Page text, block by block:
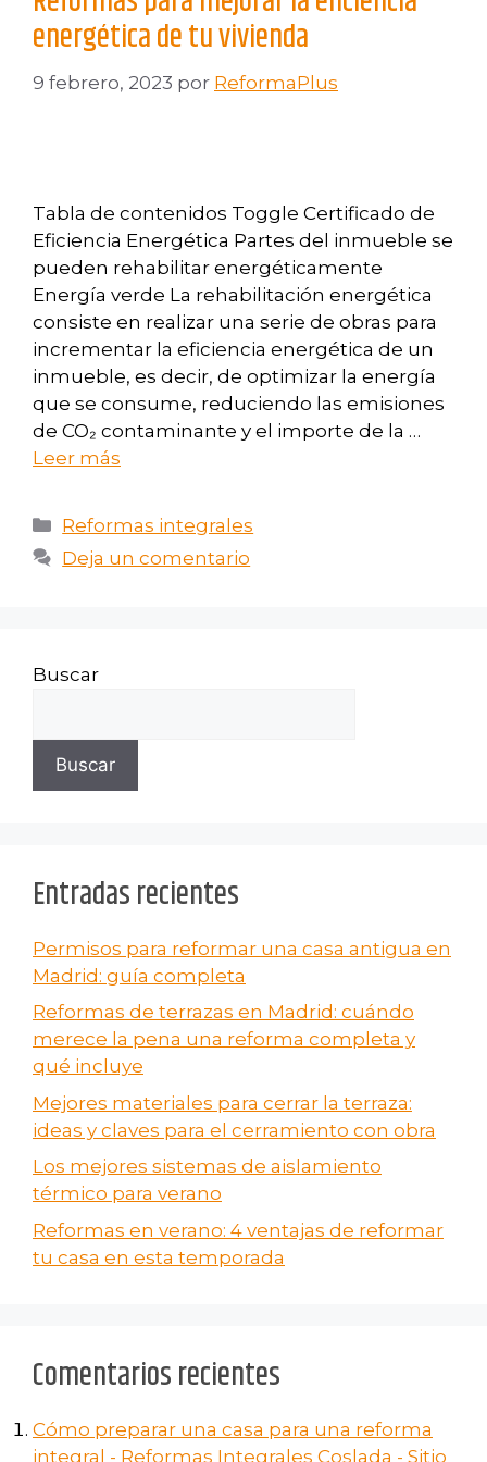
energética de tu vivienda
9 febrero, 2023 por ReformaPlus
Tabla de contenidos Toggle Certificado de
Eficiencia Energética Partes del inmueble se
pueden rehabilitar energéticamente
Energía verde La rehabilitación energética
consiste en realizar una serie de obras para
incrementar la eficiencia energética de un
inmueble, es decir, de optimizar la energía
que se consume, reduciendo las emisiones
de CO₂ contaminante y el importe de la …
Leer más
Reformas integrales
Deja un comentario
Buscar
Buscar
Entradas recientes
Permisos para reformar una casa antigua en
Madrid: guía completa
Reformas de terrazas en Madrid: cuándo
merece la pena una reforma completa y
qué incluye
Mejores materiales para cerrar la terraza:
ideas y claves para el cerramiento con obra
Los mejores sistemas de aislamiento
térmico para verano
Reformas en verano​: 4 ventajas de reformar
tu casa en esta temporada
Comentarios recientes
Cómo preparar una casa para una reforma
integral - Reformas Integrales Coslada - Sitio